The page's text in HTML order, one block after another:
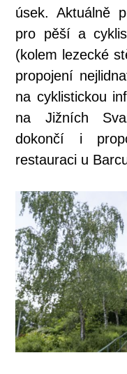
úsek. Aktuálně
pro pěší a
(kolem lezecké
propojení
na cyklistickou
na Jižních
dokončí i
restauraci u